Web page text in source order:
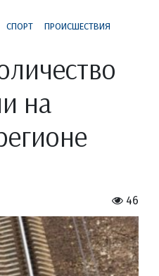
СПОРТ ПРОИСШЕСТВИЯ
на
46